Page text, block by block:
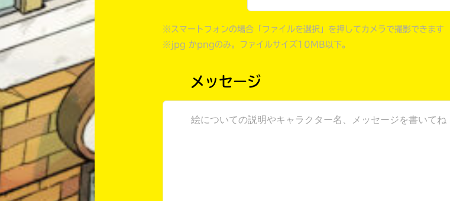
※スマートフォンの場合「ファイルを選択」を押してカメラで撮影できます
※jpg かpngのみ。ファイルサイズ10MB以下。
メッセージ